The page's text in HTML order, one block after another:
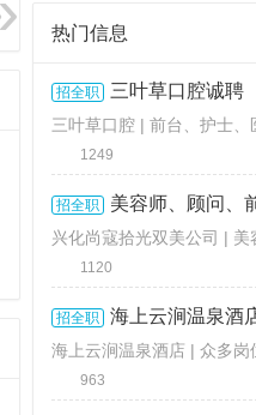
热门信息
招全职 三叶草口腔诚聘
三叶草口腔 | 前台、护士、
美容师 | 若干人 |
3000-
1249
招全职 美容师、顾问、前台
兴化尚寇拾光双美公司 | 美
台 | 若干人 |
1120
招全职 海上云涧温泉酒
海上云涧温泉酒店 | 众多岗
3800-15000 元 / 月
963